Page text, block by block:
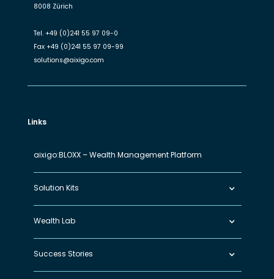
8008 Zürich
Tel. +49 (0)241 55 97 09-0
Fax +49 (0)241 55 97 09-99
solutions@aixigo.com
Links
aixigo:BLOXX – Wealth Management Platform
Solution Kits
Wealth Lab
Success Stories